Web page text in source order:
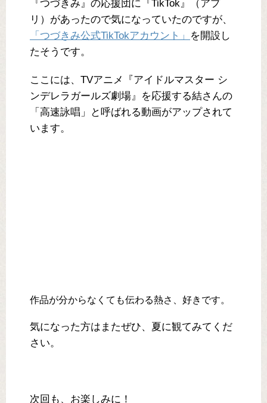
『つづきみ』の応援団に『TikTok』（アプ
リ）があったので気になっていたのですが、
「つづきみ公式TikTokアカウント」
を開設し
たそうです。
ここには、TVアニメ『アイドルマスター シ
ンデレラガールズ劇場』を応援する結さんの
「高速詠唱」と呼ばれる動画がアップされて
います。
作品が分からなくても伝わる熱さ、好きです。
気になった方はまたぜひ、夏に観てみてくだ
さい。
次回も、お楽しみに！